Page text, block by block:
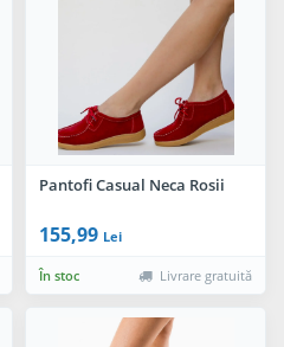
Pantofi Casual Neca Rosii
155,99 Lei
În stoc Livrare gratuită